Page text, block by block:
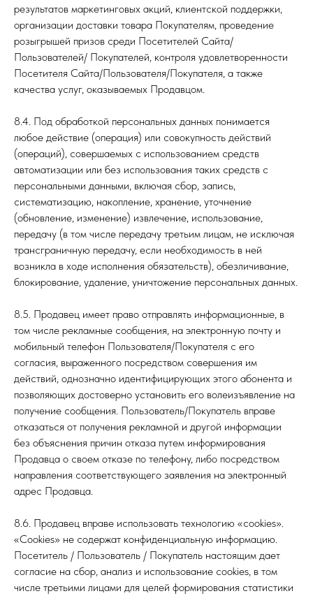
результатов маркетинговых акций, клиентской поддержки,
организации доставки товара Покупателям, проведение
розыгрышей призов среди Посетителей Сайта/
Пользователей/ Покупателей, контроля удовлетворенности
Посетителя Сайта/Пользователя/Покупателя, а также
качества услуг, оказываемых Продавцом.
8.4. Под обработкой персональных данных понимается
любое действие (операция) или совокупность действий
(операций), совершаемых с использованием средств
автоматизации или без использования таких средств с
персональными данными, включая сбор, запись,
систематизацию, накопление, хранение, уточнение
(обновление, изменение) извлечение, использование,
передачу (в том числе передачу третьим лицам, не исключая
трансграничную передачу, если необходимость в ней
возникла в ходе исполнения обязательств), обезличивание,
блокирование, удаление, уничтожение персональных данных.
8.5. Продавец имеет право отправлять информационные, в
том числе рекламные сообщения, на электронную почту и
мобильный телефон Пользователя/Покупателя с его
согласия, выраженного посредством совершения им
действий, однозначно идентифицирующих этого абонента и
позволяющих достоверно установить его волеизъявление на
получение сообщения. Пользователь/Покупатель вправе
отказаться от получения рекламной и другой информации
без объяснения причин отказа путем информирования
Продавца о своем отказе по телефону, либо посредством
направления соответствующего заявления на электронный
адрес Продавца.
8.6. Продавец вправе использовать технологию «cookies».
«Cookies» не содержат конфиденциальную информацию.
Посетитель / Пользователь / Покупатель настоящим дает
согласие на сбор, анализ и использование cookies, в том
числе третьими лицами для целей формирования статистики